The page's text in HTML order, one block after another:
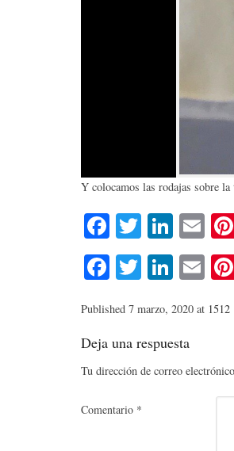
Y colocamos las rodajas sobre la
Fa
ce
bo
ok
T
wi
tte
r
Li
nk
ed
In
E
m
ail
Fa
ce
bo
ok
T
wi
tte
r
Li
nk
ed
In
E
m
ail
Published 7 marzo, 2020 at
Deja una respuesta
Tu dirección de correo
Comentario *